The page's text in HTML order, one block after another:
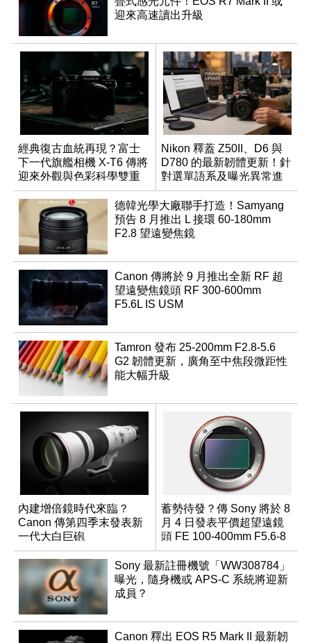
迎來高速讀出升級
經典復古血統再現？富士
下一代旗艦相機 X-T6 傳將
迎來外觀與色彩科學雙重
優化
Nikon 釋蓋 Z50II、D6 與
D780 的最新韌體更新！針
對選單語系及曝光異常進
行修復
德韓光學大廠聯手打造！Samyang
預告 8 月推出 L 接環 60-180mm
F2.8 望遠變焦鏡
Canon 傳將於 9 月推出全新 RF 超
望遠變焦鏡頭 RF 300-600mm
F5.6L IS USM
Tamron 發布 25-200mm F2.8-5.6
G2 韌體更新，廣角至中焦段微距性
能大幅升級
內建增倍鏡時代來臨？
Canon 傳第四季末發表新
一代大白巨砲
蓄勢待發？傳 Sony 將於 8
月 4 日發表平價超望遠鏡
頭 FE 100-400mm F5.6-8
Sony 最新註冊機號「WW308784」
曝光，隨身機或 APS-C 系統將迎新
成員？
Canon 釋出 EOS R5 Mark II 最新韌